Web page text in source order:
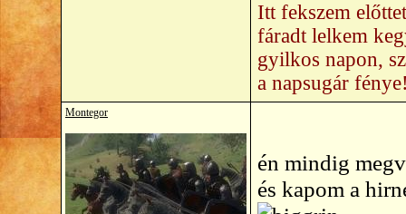
Itt fekszem
fáradt lelkem
gyilkos napon,
a napsugár
Montegor
én mindig
és kapom a